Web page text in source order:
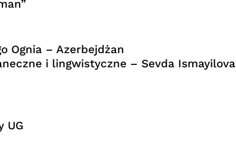
Ognia – Azerbejdżan
i lingwistyczne – Sevda Ismayilova
UG